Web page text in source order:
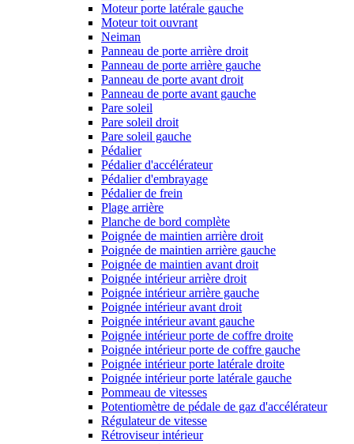
Moteur porte latérale gauche
Moteur toit ouvrant
Neiman
Panneau de porte arrière droit
Panneau de porte arrière gauche
Panneau de porte avant droit
Panneau de porte avant gauche
Pare soleil
Pare soleil droit
Pare soleil gauche
Pédalier
Pédalier d'accélérateur
Pédalier d'embrayage
Pédalier de frein
Plage arrière
Planche de bord complète
Poignée de maintien arrière droit
Poignée de maintien arrière gauche
Poignée de maintien avant droit
Poignée intérieur arrière droit
Poignée intérieur arrière gauche
Poignée intérieur avant droit
Poignée intérieur avant gauche
Poignée intérieur porte de coffre droite
Poignée intérieur porte de coffre gauche
Poignée intérieur porte latérale droite
Poignée intérieur porte latérale gauche
Pommeau de vitesses
Potentiomètre de pédale de gaz d'accélérateur
Régulateur de vitesse
Rétroviseur intérieur